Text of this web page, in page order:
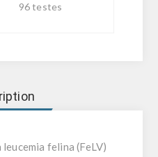
96 testes
felina (FeLV)